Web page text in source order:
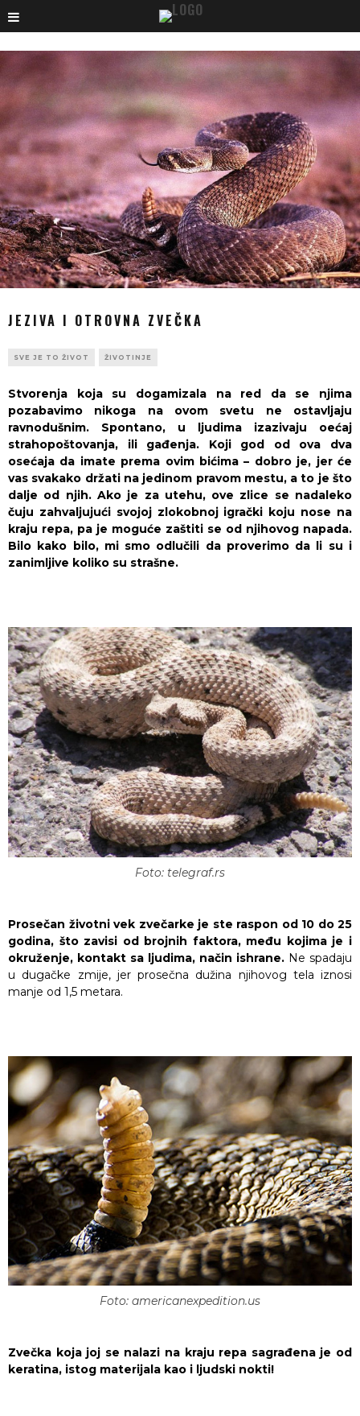
JEZIVA I OTROVNA ZVEČKA
SVE JE TO ŽIVOT ŽIVOTINJE
Stvorenja koja su dogamizala na red da se njima
pozabavimo nikoga na ovom svetu ne ostavljaju
ravnodušnim. Spontano, u ljudima izazivaju oećaj
strahopoštovanja, ili gađenja. Koji god od ova dva
osećaja da imate prema ovim bićima – dobro je, jer će
vas svakako držati na jedinom pravom mestu, a to je što
dalje od njih. Ako je za utehu, ove zlice se nadaleko
čuju zahvaljujući svojoj zlokobnoj igrački koju nose na
kraju repa, pa je moguće zaštiti se od njihovog napada.
Bilo kako bilo, mi smo odlučili da proverimo da li su i
zanimljive koliko su strašne.
Foto: telegraf.rs
Prosečan životni vek zvečarke je ste raspon od 10 do 25
godina, što zavisi od brojnih faktora, među kojima je i
okruženje, kontakt sa ljudima, način ishrane. Ne spadaju
u dugačke zmije, jer prosečna dužina njihovog tela iznosi
manje od 1,5 metara.
Foto: americanexpedition.us
Zvečka koja joj se nalazi na kraju repa sagrađena je od
keratina, istog materijala kao i ljudski nokti!